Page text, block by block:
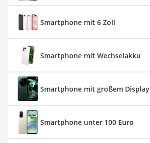
Smartphone mit 6 Zoll
Smartphone mit Wechselakku
Smartphone mit großem Display
Smartphone unter 100 Euro